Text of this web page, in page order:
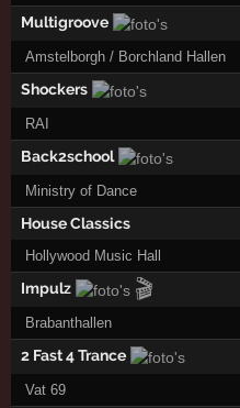
Multigroove
Amstelborgh / Borchland Hallen
Shockers
RAI
Back2school
Ministry of Dance
House Classics
Hollywood Music Hall
Impulz 🎬
Brabanthallen
2 Fast 4 Trance
Vat 69